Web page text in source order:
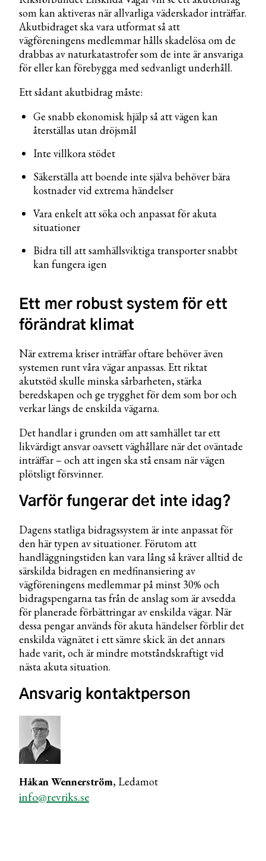
som kan aktiveras när allvarliga väderskador inträffar.
Akutbidraget ska vara utformat så att
vägföreningens medlemmar hålls skadelösa om de
drabbas av naturkatastrofer som de inte är ansvariga
för eller kan förebygga med sedvanligt underhåll.
Ett sådant akutbidrag måste:
Ge snabb ekonomisk hjälp så att vägen kan
återställas utan dröjsmål
Inte villkora stödet
Säkerställa att boende inte själva behöver bära
kostnader vid extrema händelser
Vara enkelt att söka och anpassat för akuta
situationer
Bidra till att samhällsviktiga transporter snabbt
kan fungera igen
Ett mer robust system för ett
förändrat klimat
När extrema kriser inträffar oftare behöver även
systemen runt våra vägar anpassas. Ett riktat
akutstöd skulle minska sårbarheten, stärka
beredskapen och ge trygghet för dem som bor och
verkar längs de enskilda vägarna.
Det handlar i grunden om att samhället tar ett
likvärdigt ansvar oavsett väghållare när det oväntade
inträffar – och att ingen ska stå ensam när vägen
plötsligt försvinner.
Varför fungerar det inte idag?
Dagens statliga bidragssystem är inte anpassat för
den här typen av situationer. Förutom att
handläggningstiden kan vara lång så kräver alltid de
särskilda bidragen en medfinansiering av
vägföreningens medlemmar på minst 30% och
bidragspengarna tas från de anslag som är avsedda
för planerade förbättringar av enskilda vägar. När
dessa pengar används för akuta händelser förblir det
enskilda vägnätet i ett sämre skick än det annars
hade varit, och är mindre motståndskraftigt vid
nästa akuta situation.
Ansvarig kontaktperson
Håkan Wennerström, Ledamot
info@revriks.se